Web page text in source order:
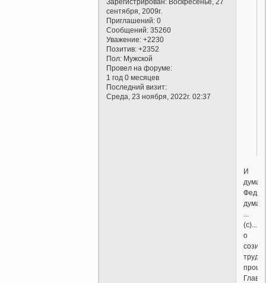
Зарегистрирован : Воскресенье, 27
сентября, 2009г.
Приглашений: 0
Сообщений: 35260
Уважение: +2230
Позитив: +2352
Пол: Мужской
Провел на форуме:
1 год 0 месяцев
Последний визит:
Среда, 23 ноября, 2022г. 02:37
И
думай,
Федя,
думай
...
(с)...
о